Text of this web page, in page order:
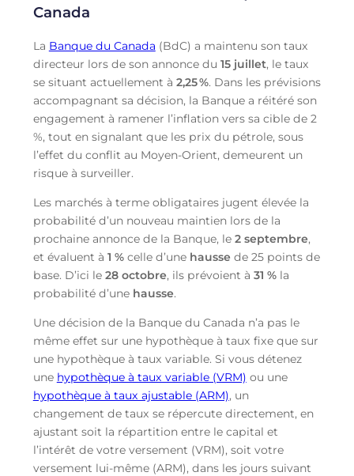
Canada
La Banque du Canada (BdC) a maintenu son taux
directeur lors de son annonce du 15 juillet, le taux
se situant actuellement à 2,25%. Dans les prévisions
accompagnant sa décision, la Banque a réitéré son
engagement à ramener l’inflation vers sa cible de 2
%, tout en signalant que les prix du pétrole, sous
l’effet du conflit au Moyen-Orient, demeurent un
risque à surveiller.
Les marchés à terme obligataires jugent élevée la
probabilité d’un nouveau maintien lors de la
prochaine annonce de la Banque, le 2 septembre,
et évaluent à 1 %celle d’une hausse de 25 points de
base. D’ici le 28 octobre, ils prévoient à 31 %la
probabilité d’une hausse.
Une décision de la Banque du Canada n’a pas le
même effet sur une hypothèque à taux fixe que sur
une hypothèque à taux variable. Si vous détenez
une hypothèque à taux variable (VRM) ou une
hypothèque à taux ajustable (ARM), un
changement de taux se répercute directement, en
ajustant soit la répartition entre le capital et
l’intérêt de votre versement (VRM), soit votre
versement lui-même (ARM), dans les jours suivant